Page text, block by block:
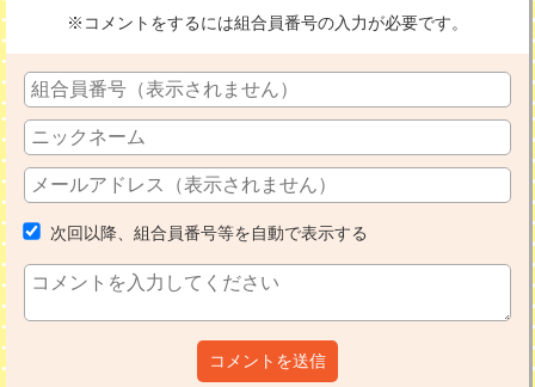
※コメントをするには組合員番号の入力が必要です。
次回以降、組合員番号等を自動で表示する
コメントを送信